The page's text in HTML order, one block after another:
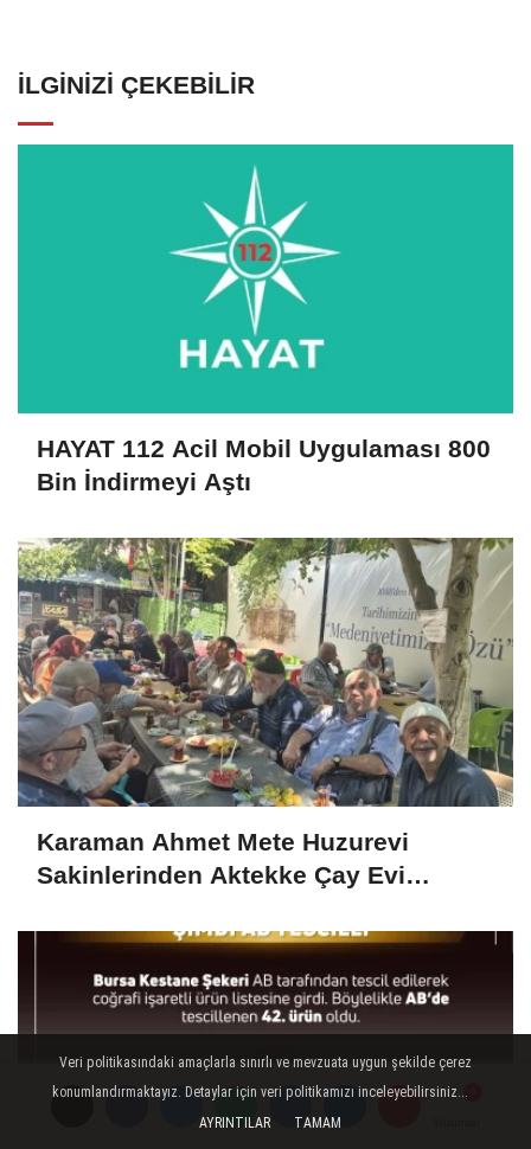
İLGINIZI ÇEKEBILIR
HAYAT 112 Acil Mobil Uygulaması 800
Bin İndirmeyi Aştı
Karaman Ahmet Mete Huzurevi
Sakinlerinden Aktekke Çay Evi
Veri politikasındaki amaçlarla sınırlı ve mevzuata uygun şekilde çerez
konumlandırmaktayız. Detaylar için veri politikamızı inceleyebilirsiniz...
AYRINTILAR
TAMAM